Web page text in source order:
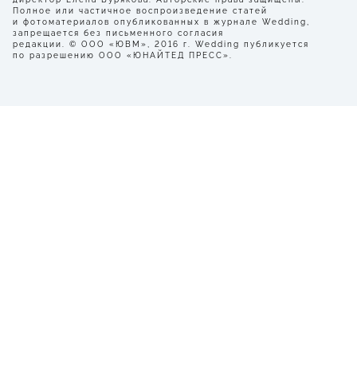
Полное или частичное воспроизведение статей
и фотоматериалов опубликованных в журнале Wedding,
запрещается без письменного согласия
редакции. © ООО «ЮВМ», 2016 г. Wedding публикуется
по разрешению ООО «ЮНАЙТЕД ПРЕСС».